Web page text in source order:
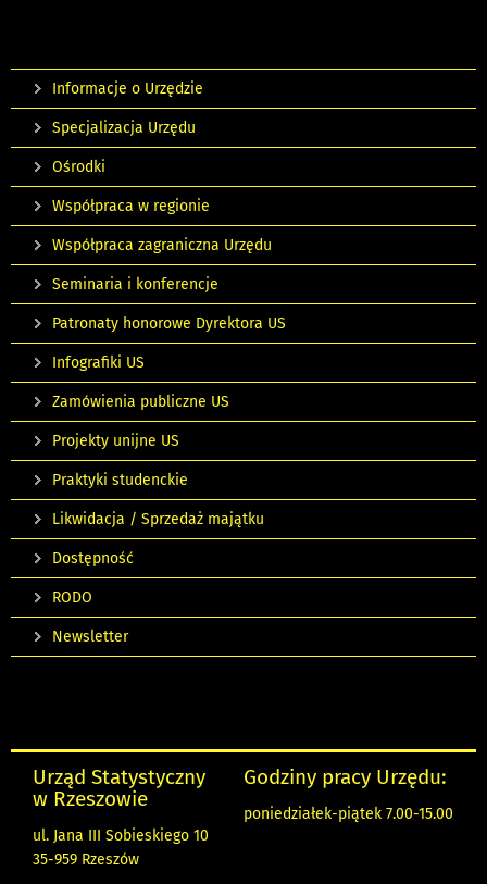
Informacje o Urzędzie
Specjalizacja Urzędu
Ośrodki
Współpraca w regionie
Współpraca zagraniczna Urzędu
Seminaria i konferencje
Patronaty honorowe Dyrektora US
Infografiki US
Zamówienia publiczne US
Projekty unijne US
Praktyki studenckie
Likwidacja / Sprzedaż majątku
Dostępność
RODO
Newsletter
Urząd Statystyczny
w Rzeszowie
ul. Jana III Sobieskiego 10
35-959 Rzeszów
Godziny pracy Urzędu:
poniedziałek-piątek 7.00-15.00